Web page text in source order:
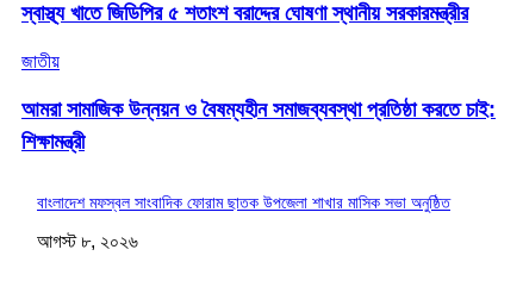
স্বাস্থ্য খাতে জিডিপির ৫ শতাংশ বরাদ্দের ঘোষণা স্থানীয় সরকারমন্ত্রীর
জাতীয়
আমরা সামাজিক উন্নয়ন ও বৈষম্যহীন সমাজব্যবস্থা প্রতিষ্ঠা করতে চাই:
শিক্ষামন্ত্রী
বাংলাদেশ মফস্বল সাংবাদিক ফোরাম ছাতক উপজেলা শাখার মাসিক সভা অনুষ্ঠিত
আগস্ট ৮, ২০২৬